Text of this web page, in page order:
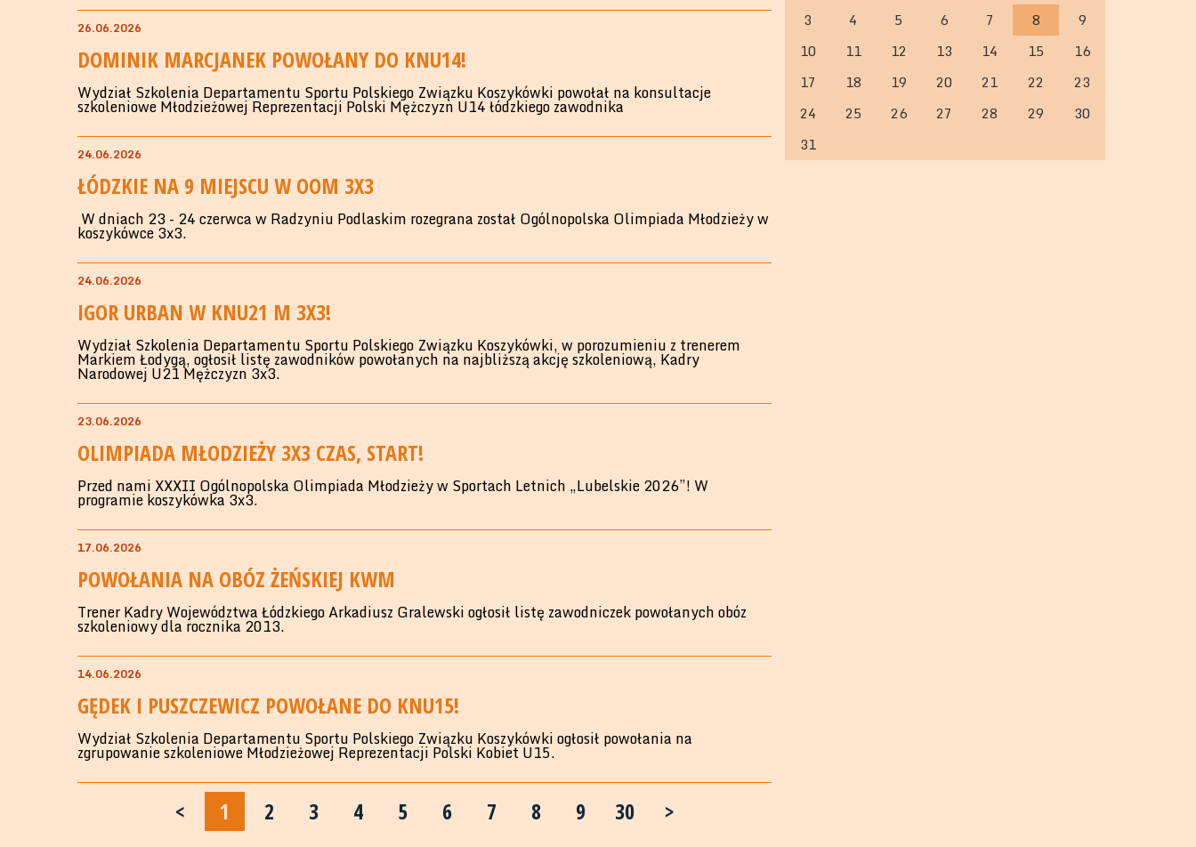
26.06.2026
DOMINIK MARCJANEK POWOŁANY DO KNU14!
Wydział Szkolenia Departamentu Sportu Polskiego Związku Koszykówki powołał na konsultacje
szkoleniowe Młodzieżowej Reprezentacji Polski Mężczyzn U14 łódzkiego zawodnika
24.06.2026
ŁÓDZKIE NA 9 MIEJSCU W OOM 3X3
W dniach 23 - 24 czerwca w Radzyniu Podlaskim rozegrana został Ogólnopolska Olimpiada Młodzieży w
koszykówce 3x3.
24.06.2026
IGOR URBAN W KNU21 M 3X3!
Wydział Szkolenia Departamentu Sportu Polskiego Związku Koszykówki, w porozumieniu z trenerem
Markiem Łodygą, ogłosił listę zawodników powołanych na najbliższą akcję szkoleniową, Kadry
Narodowej U21 Mężczyzn 3x3.
23.06.2026
OLIMPIADA MŁODZIEŻY 3X3 CZAS, START!
Przed nami XXXII Ogólnopolska Olimpiada Młodzieży w Sportach Letnich „Lubelskie 2026”! W
programie koszykówka 3x3.
17.06.2026
POWOŁANIA NA OBÓZ ŻEŃSKIEJ KWM
Trener Kadry Województwa Łódzkiego Arkadiusz Gralewski ogłosił listę zawodniczek powołanych obóz
szkoleniowy dla rocznika 2013.
14.06.2026
GĘDEK I PUSZCZEWICZ POWOŁANE DO KNU15!
Wydział Szkolenia Departamentu Sportu Polskiego Związku Koszykówki ogłosił powołania na
zgrupowanie szkoleniowe Młodzieżowej Reprezentacji Polski Kobiet U15.
< 1 2 3 4 5 6 7 8 9 30 >
3
4 5 6 7 8
9
10
11 12 13 14 15
16
17
18 19 20 21 22
23
24
25 26 27 28 29
30
31